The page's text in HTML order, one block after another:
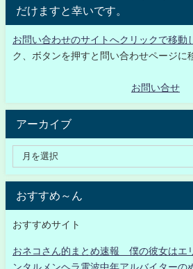
だけますと幸いです。
お問い合わせのサイトへクリックで移動
ク、ボタンを押すと問い合わせページに
お問い合せ
アーカイブ
おすすめ～ん
おすすめサイト
おネコさん的まとめ速報 僕の彼女はエ
ンタルメンヘラ電波中年アルバイターの